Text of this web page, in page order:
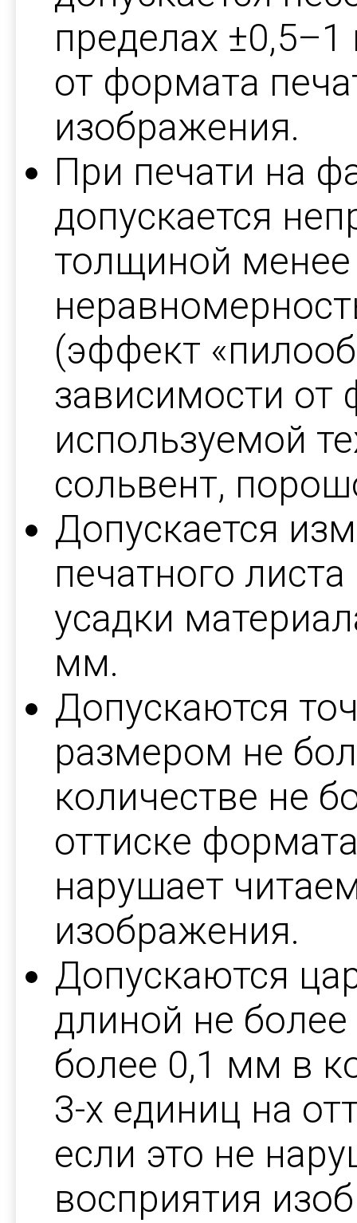
пределах
от формата
изображения.
При печати на
допускается
толщиной
(эффект
зависимости от
используемой
сольвент,
Допускается
печатного
усадки
мм.
Допускаются
размером не
количестве не
оттиске
нарушает
изображения.
Допускаются
длиной не
более 0,1 мм в
3-х единиц на
если это не
восприятия